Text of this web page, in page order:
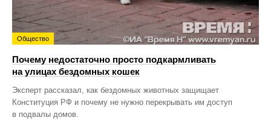
Общество
Почему недостаточно просто подкармливать
на улицах бездомных кошек
Эксперт рассказал, как бездомных животных защищает
Конституция РФ и почему не нужно перекрывать им доступ
в подвалы домов.